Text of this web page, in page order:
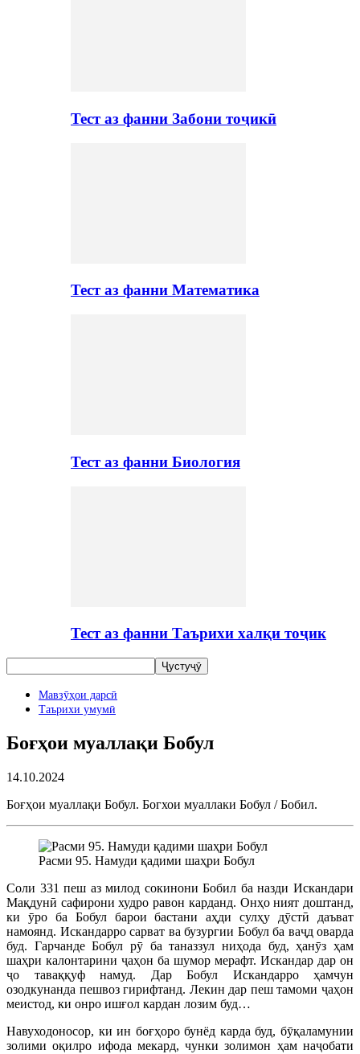
Тест аз фанни Забони тоҷикӣ
Тест аз фанни Математика
Тест аз фанни Биология
Тест аз фанни Таърихи халқи тоҷик
Мавзӯҳои дарсӣ
Таърихи умумӣ
Боғҳои муаллақи Бобул
14.10.2024
Боғҳои муаллақи Бобул. Богхои муаллаки Бобул / Бобил.
Расми 95. Намуди қадими шаҳри Бобул
Соли 331 пеш аз милод сокинони Бобил ба назди Искандари
Мақдунӣ сафирони худро равон карданд. Онҳо ният доштанд,
ки ӯро ба Бобул барои бастани аҳди сулҳу дӯстӣ даъват
намоянд. Искандарро сарват ва бузургии Бобул ба ваҷд оварда
буд. Гарчанде Бобул рӯ ба таназзул ниҳода буд, ҳанӯз ҳам
шаҳри калонтарини ҷаҳон ба шумор мерафт. Искандар дар он
ҷо таваққуф намуд. Дар Бобул Искандарро ҳамчун
озодкунанда пешвоз гирифтанд. Лекин дар пеш тамоми ҷаҳон
меистод, ки онро ишғол кардан лозим буд…
Навуходоносор, ки ин боғҳоро бунёд карда буд, бӯқаламунии
золими оқилро ифода мекард, чунки золимон ҳам наҷобати